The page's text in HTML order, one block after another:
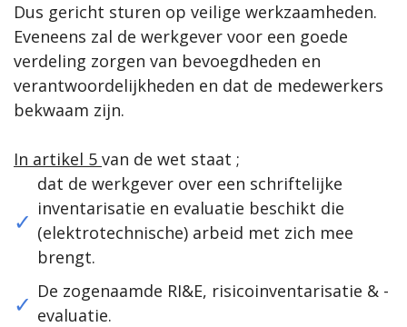
Dus gericht sturen op veilige werkzaamheden.
Eveneens zal de werkgever voor een goede
verdeling zorgen van bevoegdheden en
verantwoordelijkheden en dat de medewerkers
bekwaam zijn.
In artikel 5 van de wet staat ;
dat de werkgever over een schriftelijke
inventarisatie en evaluatie beschikt die
(elektrotechnische) arbeid met zich mee
brengt.
De zogenaamde RI&E, risicoinventarisatie & -
evaluatie.